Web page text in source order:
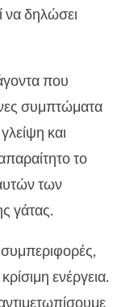
να δηλώσει
που
συμπτώματα
και
το
των
γάτας.
ενέργεια.